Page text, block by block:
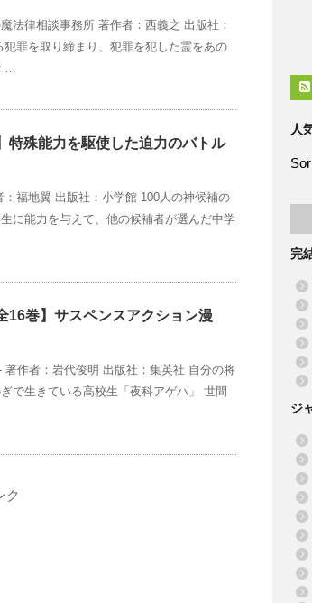
法律相談事務所 著作者：西義之 出版社：
罪を取り締まり、犯罪を犯した霊をあの
…
特殊能力を駆使した迫力のバトル
福地翼 出版社：小学館 100人の神候補の
に能力を与えて、他の候補者が選んだ中学
16巻】サスペンスアクション漫
作者：岩代俊明 出版社：集英社 自分の将
で生きている高校生「夜科アゲハ」 世間
ク
人
完
ジ